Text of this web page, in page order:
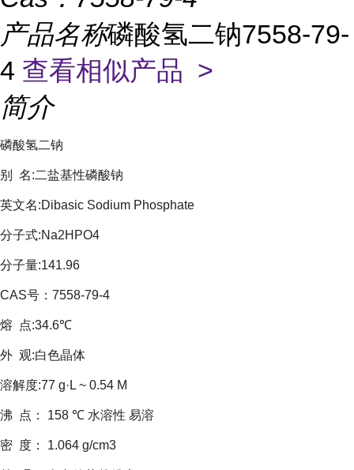
产品名称磷酸氢二钠7558-79-
4 查看相似产品 >
简介
磷酸氢二钠
别 名:二盐基性磷酸钠
英文名:Dibasic Sodium Phosphate
分子式:Na2HPO4
分子量:141.96
CAS号： 7558-79-4
熔 点:34.6℃
外 观:白色晶体
溶解度:77 g·L ~ 0.54 M
沸 点： 158 ℃ 水溶性 易溶
密 度： 1.064 g/cm3